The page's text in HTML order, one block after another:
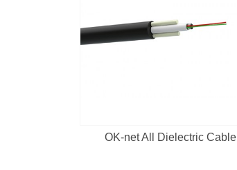
OK-net All Dielectric Cable